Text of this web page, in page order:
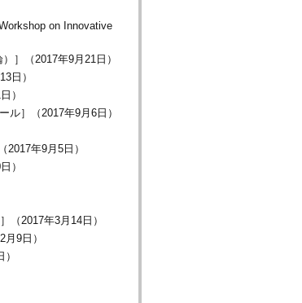
on Innovative
］（2017年9月21日）
日）
）
ル］（2017年9月6日）
年9月5日）
）
（2017年3月14日）
9日）